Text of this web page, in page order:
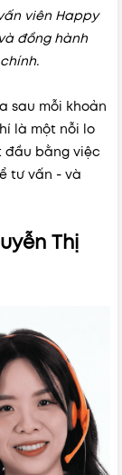
viên Happy
đồng hành
sau mỗi khoản
là một nỗi lo
đầu bằng việc
tư vấn - và
Thị